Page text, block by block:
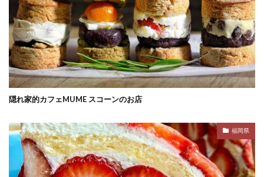
隠れ家的カフェMUME スコーンのお店
福岡県